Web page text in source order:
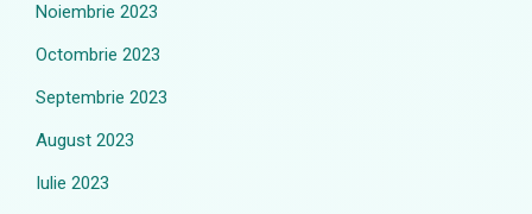
Noiembrie 2023
Octombrie 2023
Septembrie 2023
August 2023
Iulie 2023